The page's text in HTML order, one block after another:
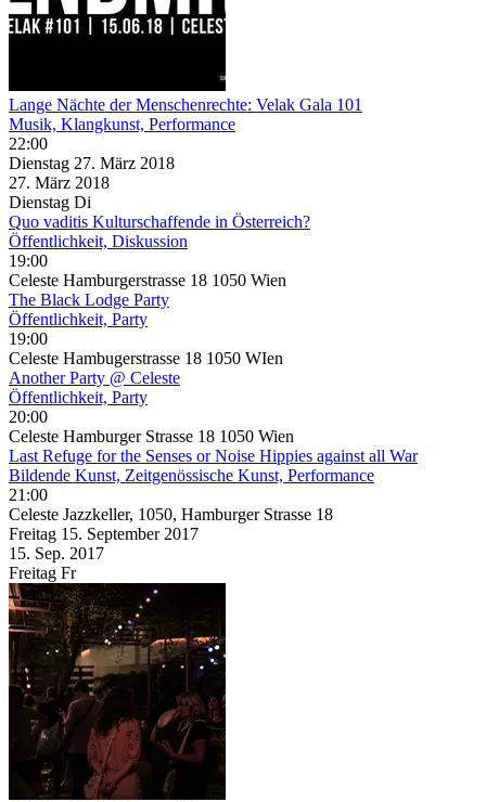
Lange Nächte der Menschenrechte: Velak Gala 101
Musik, Klangkunst, Performance
22:00
Dienstag 27. März 2018
27. März 2018
Dienstag Di
Quo vaditis Kulturschaffende in Österreich?
Öffentlichkeit, Diskussion
19:00
Celeste Hamburgerstrasse 18 1050 Wien
The Black Lodge Party
Öffentlichkeit, Party
19:00
Celeste Hambugerstrasse 18 1050 WIen
Another Party @ Celeste
Öffentlichkeit, Party
20:00
Celeste Hamburger Strasse 18 1050 Wien
Last Refuge for the Senses or Noise Hippies against all War
Bildende Kunst, Zeitgenössische Kunst, Performance
21:00
Celeste Jazzkeller, 1050, Hamburger Strasse 18
Freitag 15. September 2017
15. Sep. 2017
Freitag Fr